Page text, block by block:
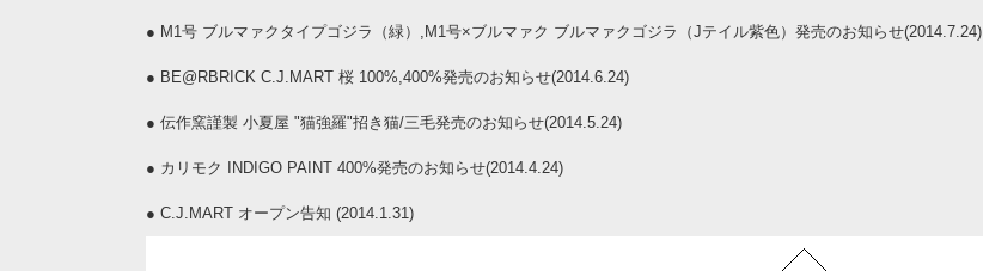
● M1号 ブルマァクタイプゴジラ（緑）,M1号×ブルマァク ブルマァクゴジラ（Jテイル紫色）発売のお知らせ(2014.7.24)
● BE@RBRICK C.J.MART 桜 100%,400%発売のお知らせ(2014.6.24)
● 伝作窯謹製 小夏屋 "猫強羅"招き猫/三毛発売のお知らせ(2014.5.24)
● カリモク INDIGO PAINT 400%発売のお知らせ(2014.4.24)
● C.J.MART オープン告知 (2014.1.31)